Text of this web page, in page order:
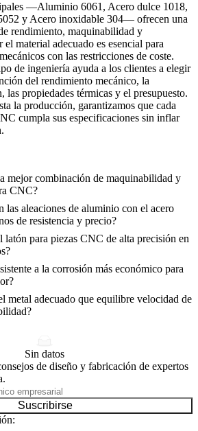
—Aluminio 6061, Acero dulce 1018,
y Acero inoxidable 304— ofrecen una
rendimiento, maquinabilidad y
material adecuado es esencial para
con las restricciones de coste.
de ingeniería ayuda a los clientes a elegir
del rendimiento mecánico, la
las propiedades térmicas y el presupuesto.
la producción, garantizamos que cada
cumpla sus especificaciones sin inflar
mejor combinación de maquinabilidad y
CNC?
las aleaciones de aluminio con el acero
de resistencia y precio?
latón para piezas CNC de alta precisión en
a la corrosión más económico para
metal adecuado que equilibre velocidad de
Sin datos
de diseño y fabricación de expertos
Suscribirse